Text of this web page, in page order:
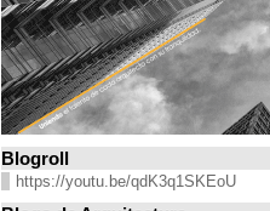
Blogroll
https://youtu.be/qdK3q1SKEoU